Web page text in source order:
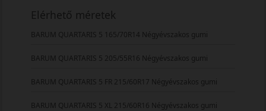
Elérhető méretek
BARUM QUARTARIS 5 165/70R14 Négyévszakos gumi
BARUM QUARTARIS 5 205/55R16 Négyévszakos gumi
BARUM QUARTARIS 5 FR 215/60R17 Négyévszakos gumi
BARUM QUARTARIS 5 XL 215/60R16 Négyévszakos gumi